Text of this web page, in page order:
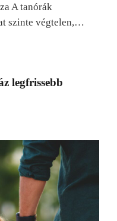
A tanórák
szinte végtelen,…
legfrissebb